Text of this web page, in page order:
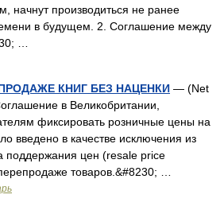
начнут производиться не ранее
в будущем. 2. Соглашение между
…
КНИГ БЕЗ НАЦЕНКИ — (Net
в Великобритании,
фиксировать розничные цены на
введено в качестве исключения из
поддержания цен (resale price
товаров.&#8230; …